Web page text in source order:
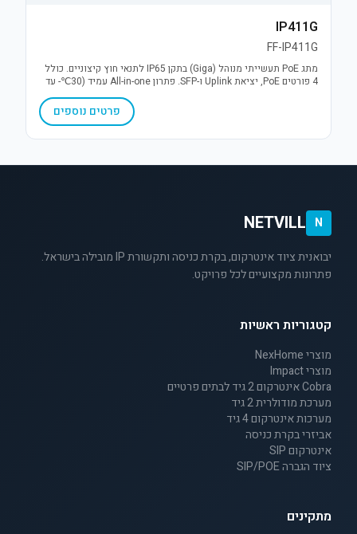
IP411G
FF-IP411G
מתג PoE תעשייתי מנוהל (Giga) בתקן IP65 לתנאי חוץ קיצוניים. כולל
4 פורטים PoE, יציאת Uplink ו-SFP. פתרון All-in-one עמיד (30℃- עד
פרטים נוספים
N
NETVILL
יבואנית ציוד אינטרקום, בקרת כניסה ותקשורת IP מובילה בישראל.
פתרונות מקצועיים לכל פרויקט.
קטגוריות ראשיות
מוצרי NexHome
מוצרי Impact
Cobra אינטרקום 2 גיד לבתים פרטיים
מערכת מודולרית 2 גיד
מערכות אינטרקום 4 גיד
אביזרי בקרת כניסה
אינטרקום SIP
ציוד הגברה SIP/POE
מתקינים